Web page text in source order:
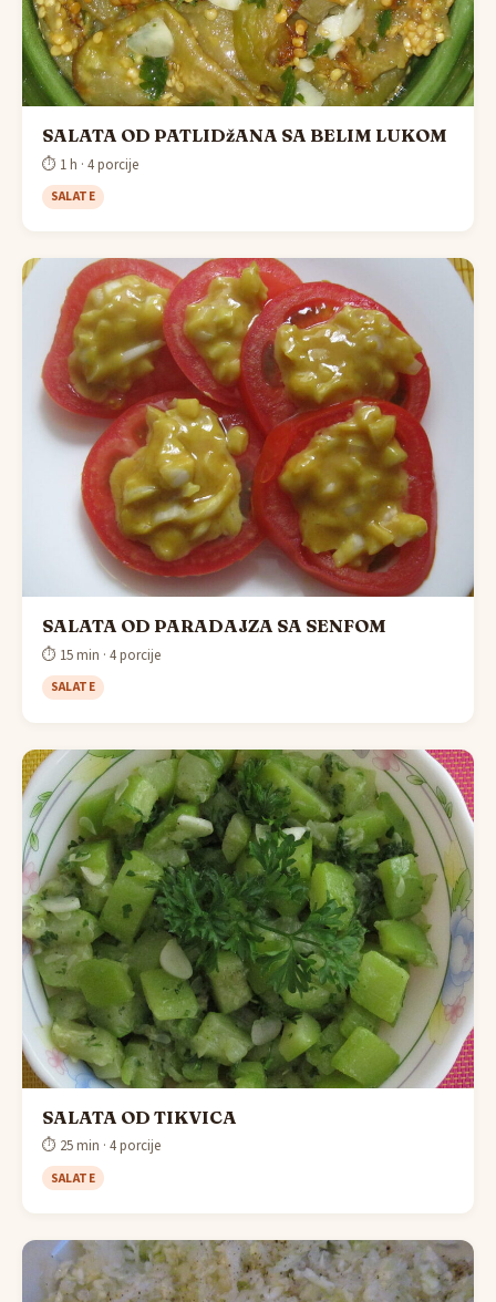
SALATA OD PATLIDžANA SA BELIM LUKOM
⏱ 1 h · 4 porcije
SALATE
SALATA OD PARADAJZA SA SENFOM
⏱ 15 min · 4 porcije
SALATE
SALATA OD TIKVICA
⏱ 25 min · 4 porcije
SALATE